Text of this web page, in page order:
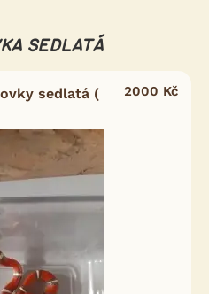
SEDLATÁ
sedlatá (
2000 Kč